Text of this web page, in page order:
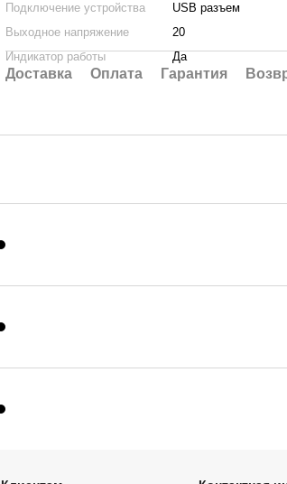
Подключение устройства
USB разъем
Выходное напряжение
20
Индикатор работы
Да
Доставка Оплата Гарантия